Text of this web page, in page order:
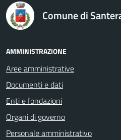
Comune di
AMMINISTRAZIONE
Aree amministrative
Documenti e dati
Enti e fondazioni
Organi di governo
Personale amministrativo